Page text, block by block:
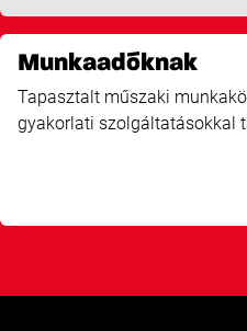
Munkaadóknak
Tapasztalt műszaki
gyakorlati szolgáltatásokkal